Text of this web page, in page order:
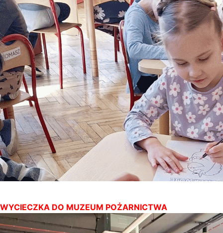
WYCIECZKA DO MUZEUM POŻARNICTWA